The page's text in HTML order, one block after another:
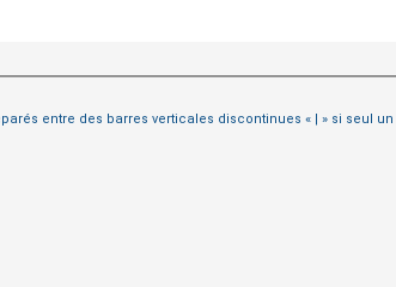
entre des barres verticales discontinues « | » si seul